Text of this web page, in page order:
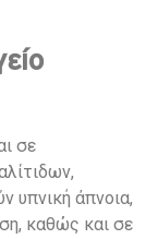
σε
υπνική άπνοια,
καθώς και σε